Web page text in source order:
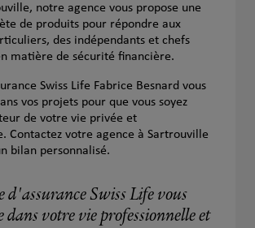
notre agence vous propose une
de produits pour répondre aux
des indépendants et chefs
matière de sécurité financière.
Swiss Life Fabrice Besnard vous
vos projets pour que vous soyez
de votre vie privée et
Contactez votre agence à Sartrouville
bilan personnalisé.
d'assurance Swiss Life vous
dans votre vie professionnelle et